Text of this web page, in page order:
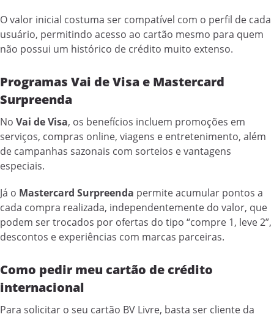
O valor inicial costuma ser compatível com o perfil de cada
usuário, permitindo acesso ao cartão mesmo para quem
não possui um histórico de crédito muito extenso.
Programas Vai de Visa e Mastercard
Surpreenda
No Vai de Visa, os benefícios incluem promoções em
serviços, compras online, viagens e entretenimento, além
de campanhas sazonais com sorteios e vantagens
especiais.
Já o Mastercard Surpreenda permite acumular pontos a
cada compra realizada, independentemente do valor, que
podem ser trocados por ofertas do tipo “compre 1, leve 2”,
descontos e experiências com marcas parceiras.
Como pedir meu cartão de crédito
internacional
Para solicitar o seu cartão BV Livre, basta ser cliente da